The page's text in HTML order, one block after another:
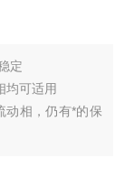
定
均可适用
动相，仍有*的保